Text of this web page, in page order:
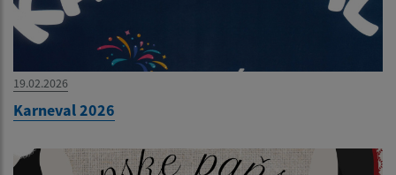
19.02.2026
Karneval 2026